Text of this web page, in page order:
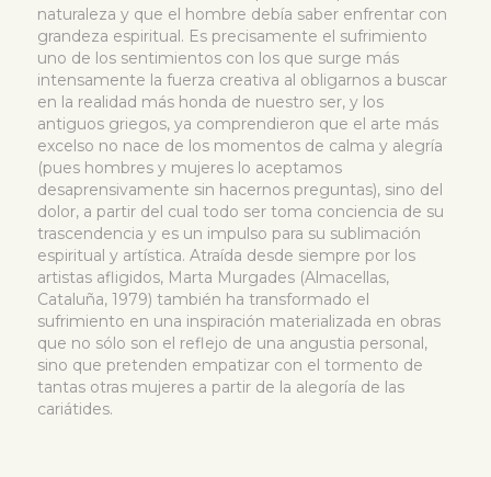
naturaleza y que el hombre debía saber enfrentar con
grandeza espiritual. Es precisamente el sufrimiento
uno de los sentimientos con los que surge más
intensamente la fuerza creativa al obligarnos a buscar
en la realidad más honda de nuestro ser, y los
antiguos griegos, ya comprendieron que el arte más
excelso no nace de los momentos de calma y alegría
(pues hombres y mujeres lo aceptamos
desaprensivamente sin hacernos preguntas), sino del
dolor, a partir del cual todo ser toma conciencia de su
trascendencia y es un impulso para su sublimación
espiritual y artística. Atraída desde siempre por los
artistas afligidos, Marta Murgades (Almacellas,
Cataluña, 1979) también ha transformado el
sufrimiento en una inspiración materializada en obras
que no sólo son el reflejo de una angustia personal,
sino que pretenden empatizar con el tormento de
tantas otras mujeres a partir de la alegoría de las
cariátides.